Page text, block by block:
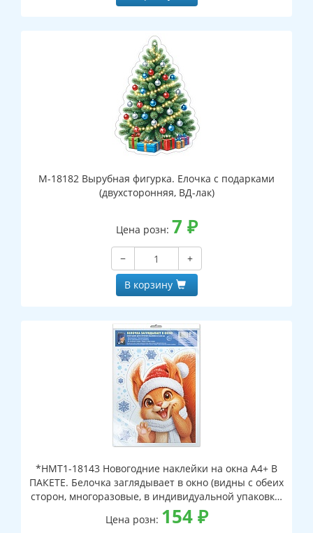
М-18182 Вырубная фигурка. Елочка с подарками
(двухсторонняя, ВД-лак)
Цена розн: 7 ₽
−
+
В корзину
*НМТ1-18143 Новогодние наклейки на окна А4+ В
ПАКЕТЕ. Белочка заглядывает в окно (видны с обеих
сторон, многоразовые, в индивидуальной упаковке,
с европодвесом и клеевым клапаном)
Цена розн: 154₽